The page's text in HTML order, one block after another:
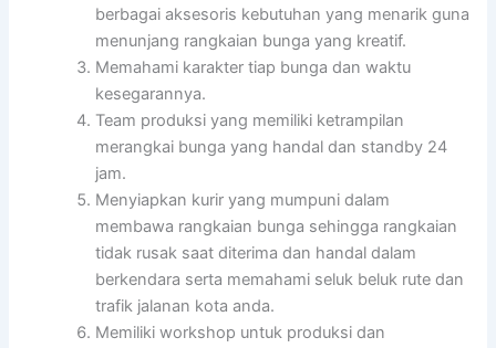
berbagai aksesoris kebutuhan yang menarik guna
menunjang rangkaian bunga yang kreatif.
Memahami karakter tiap bunga dan waktu
kesegarannya.
Team produksi yang memiliki ketrampilan
merangkai bunga yang handal dan standby 24
jam.
Menyiapkan kurir yang mumpuni dalam
membawa rangkaian bunga sehingga rangkaian
tidak rusak saat diterima dan handal dalam
berkendara serta memahami seluk beluk rute dan
trafik jalanan kota anda.
Memiliki workshop untuk produksi dan